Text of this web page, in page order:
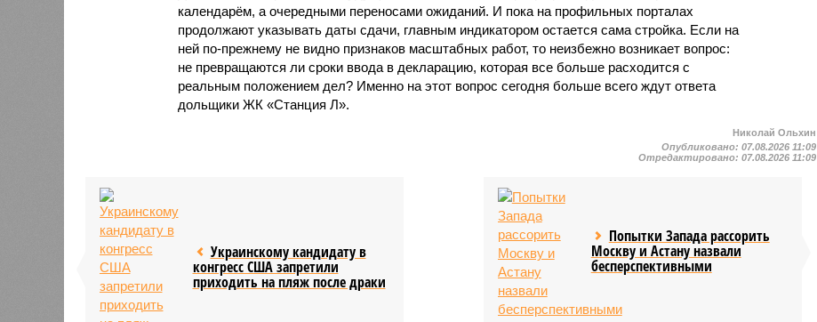
календарём, а очередными переносами ожиданий. И пока на профильных порталах
продолжают указывать даты сдачи, главным индикатором остается сама стройка. Если на
ней по-прежнему не видно признаков масштабных работ, то неизбежно возникает вопрос:
не превращаются ли сроки ввода в декларацию, которая все больше расходится с
реальным положением дел? Именно на этот вопрос сегодня больше всего ждут ответа
дольщики ЖК «Станция Л».
Николай Ольхин
Опубликовано:07.08.2026 11:09
Отредактировано:07.08.2026 11:09
Украинскому кандидату в
конгресс США запретили
приходить на пляж после драки
Попытки Запада рассорить
Москву и Астану назвали
бесперспективными